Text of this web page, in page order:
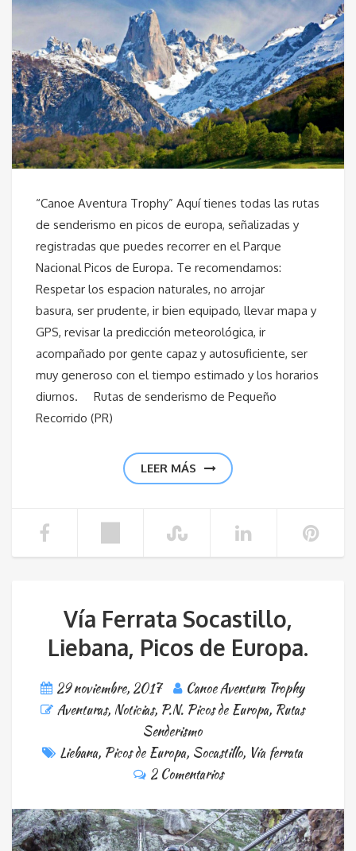
“Canoe Aventura Trophy” Aquí tienes todas las rutas
de senderismo en picos de europa, señalizadas y
registradas que puedes recorrer en el Parque
Nacional Picos de Europa. Te recomendamos:
Respetar los espacion naturales, no arrojar
basura, ser prudente, ir bien equipado, llevar mapa y
GPS, revisar la predicción meteorológica, ir
acompañado por gente capaz y autosuficiente, ser
muy generoso con el tiempo estimado y los horarios
diurnos. Rutas de senderismo de Pequeño
Recorrido (PR)
LEER MÁS
Vía Ferrata Socastillo,
Liebana, Picos de Europa.
29 noviembre, 2017
Canoe Aventura Trophy
Aventuras, Noticias, P.N. Picos de Europa, Rutas
Senderismo
Liebana, Picos de Europa, Socastillo, Vía ferrata
2 Comentarios